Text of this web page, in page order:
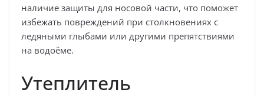
наличие защиты для носовой части, что поможет
избежать повреждений при столкновениях с
ледяными глыбами или другими препятствиями
на водоёме.
Утеплитель